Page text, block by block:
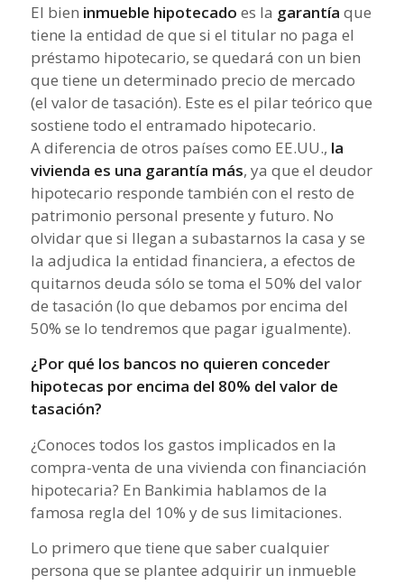
El bien inmueble hipotecado es la garantía que
tiene la entidad de que si el titular no paga el
préstamo hipotecario, se quedará con un bien
que tiene un determinado precio de mercado
(el valor de tasación). Este es el pilar teórico que
sostiene todo el entramado hipotecario.
A diferencia de otros países como EE.UU., la
vivienda es una garantía más, ya que el deudor
hipotecario responde también con el resto de
patrimonio personal presente y futuro. No
olvidar que si llegan a subastarnos la casa y se
la adjudica la entidad financiera, a efectos de
quitarnos deuda sólo se toma el 50% del valor
de tasación (lo que debamos por encima del
50% se lo tendremos que pagar igualmente).
¿Por qué los bancos no quieren conceder
hipotecas por encima del 80% del valor de
tasación?
¿Conoces todos los gastos implicados en la
compra-venta de una vivienda con financiación
hipotecaria? En Bankimia hablamos de la
famosa regla del 10% y de sus limitaciones.
Lo primero que tiene que saber cualquier
persona que se plantee adquirir un inmueble